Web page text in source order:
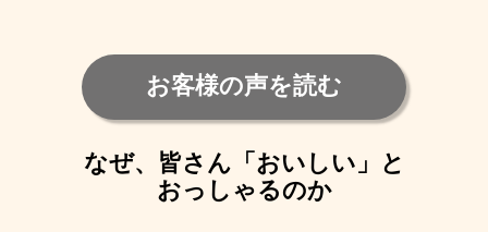
お客様の声を読む
なぜ、皆さん「おいしい」と
おっしゃるのか